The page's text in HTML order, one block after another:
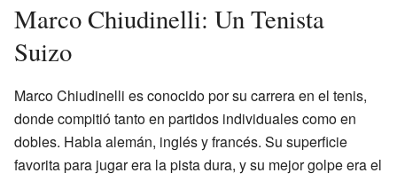
Marco Chiudinelli: Un Tenista
Suizo
Marco Chiudinelli es conocido por su carrera en el tenis,
donde compitió tanto en partidos individuales como en
dobles. Habla alemán, inglés y francés. Su superficie
favorita para jugar era la pista dura, y su mejor golpe era el